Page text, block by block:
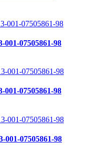
07505861-98
07505861-98
07505861-98